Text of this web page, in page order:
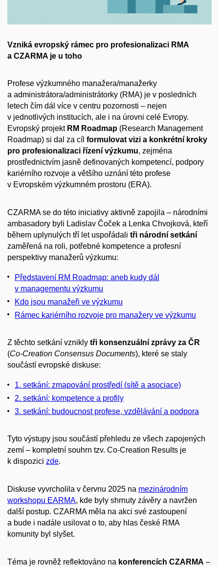
Vzniká evropský rámec pro profesionalizaci RMA
a CZARMA je u toho
Profese výzkumného manažera/manažerky
a administrátora/administrátorky (RMA) je v posledních
letech čím dál více v centru pozornosti – nejen
v jednotlivých institucích, ale i na úrovni celé Evropy.
Evropský projekt RM Roadmap (Research Management
Roadmap) si dal za cíl formulovat vizi a konkrétní kroky
pro profesionalizaci řízení výzkumu, zejména
prostřednictvím jasně definovaných kompetencí, podpory
kariérního rozvoje a většího uznání této profese
v Evropském výzkumném prostoru (ERA).
CZARMA se do této iniciativy aktivně zapojila – národními
ambasadory byli Ladislav Čoček a Lenka Chvojková, kteří
během uplynulých tří let uspořádali tři národní setkání
zaměřená na roli, potřebné kompetence a profesní
perspektivy manažerů výzkumu:
Představení RM Roadmap: aneb kudy dál
v managementu výzkumu
Kdo jsou manažeři ve výzkumu
Rámec kariérního rozvoje pro manažery ve výzkumu
Z těchto setkání vznikly tři konsenzuální zprávy za ČR
(Co-Creation Consensus Documents), které se staly
součástí evropské diskuse:
1. setkání: zmapování prostředí (sítě a asociace)
2. setkání: kompetence a profily
3. setkání: budoucnost profese, vzdělávání a podpora
Tyto výstupy jsou součástí přehledu ze všech zapojených
zemí – kompletní souhrn tzv. Co-Creation Results je
k dispozici zde.
Diskuse vyvrcholila v červnu 2025 na mezinárodním
workshopu EARMA, kde byly shrnuty závěry a navržen
další postup. CZARMA měla na akci své zastoupení
a bude i nadále usilovat o to, aby hlas české RMA
komunity byl slyšet.
Téma je rovněž reflektováno na konferencích CZARMA –